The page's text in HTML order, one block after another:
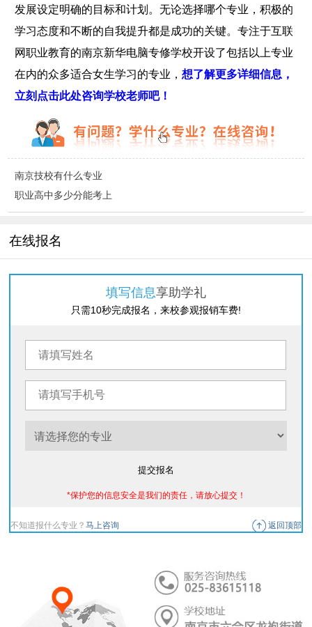
发展设定明确的目标和计划。无论选择哪个专业，积极的
学习态度和不断的自我提升都是成功的关键。专注于互联
网职业教育的南京新华电脑专修学校开设了包括以上专业
在内的众多适合女生学习的专业，想了解更多详细信息，
立刻点击此处咨询学校老师吧！
南京技校有什么专业
职业高中多少分能考上
在线报名
填写信息享助学礼
只需10秒完成报名，来校参观报销车费!
提交报名
*保护您的信息安全是我们的责任，请放心提交！
不知道报什么专业？ 马上咨询 返回顶部